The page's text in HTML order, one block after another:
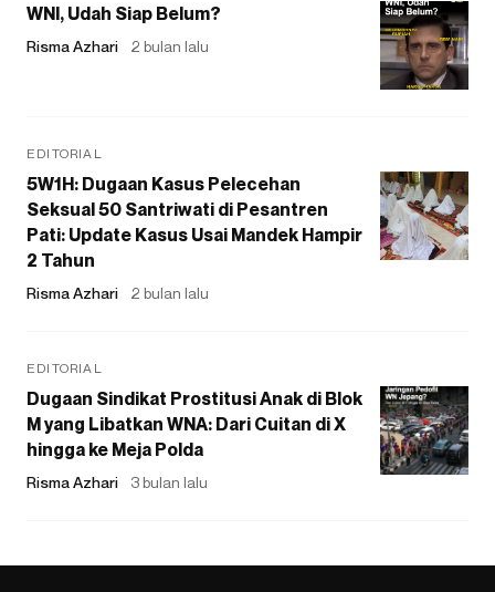
WNI, Udah Siap Belum?
Risma Azhari 2 bulan lalu
EDITORIAL
5W1H: Dugaan Kasus Pelecehan
Seksual 50 Santriwati di Pesantren
Pati: Update Kasus Usai Mandek Hampir
2 Tahun
Risma Azhari 2 bulan lalu
EDITORIAL
Dugaan Sindikat Prostitusi Anak di Blok
M yang Libatkan WNA: Dari Cuitan di X
hingga ke Meja Polda
Risma Azhari 3 bulan lalu